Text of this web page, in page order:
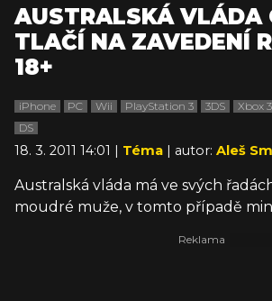
AUSTRALSKÁ VLÁDA
TLAČÍ NA ZAVEDENÍ
18+
iPhone PC Wii PlayStation 3 3DS Xbox
DS
18. 3. 2011 14:01 | Téma | autor: Aleš
Australská vláda má ve svých
moudré muže, v tomto případě